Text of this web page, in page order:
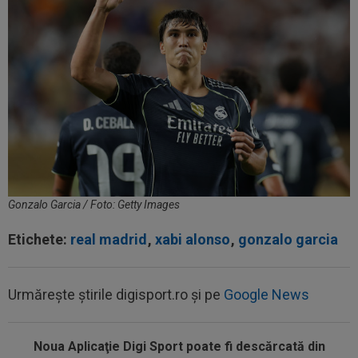
Gonzalo Garcia / Foto: Getty Images
Etichete: real madrid, xabi alonso, gonzalo garcia
Urmărește știrile digisport.ro și pe Google News
Noua Aplicaţie Digi Sport poate fi descărcată din